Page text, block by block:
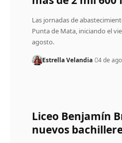
Las jornadas de
Punta de Mata, iniciando el
agosto.
Estrella Velandia 4 de
Liceo Benjamín
nuevos